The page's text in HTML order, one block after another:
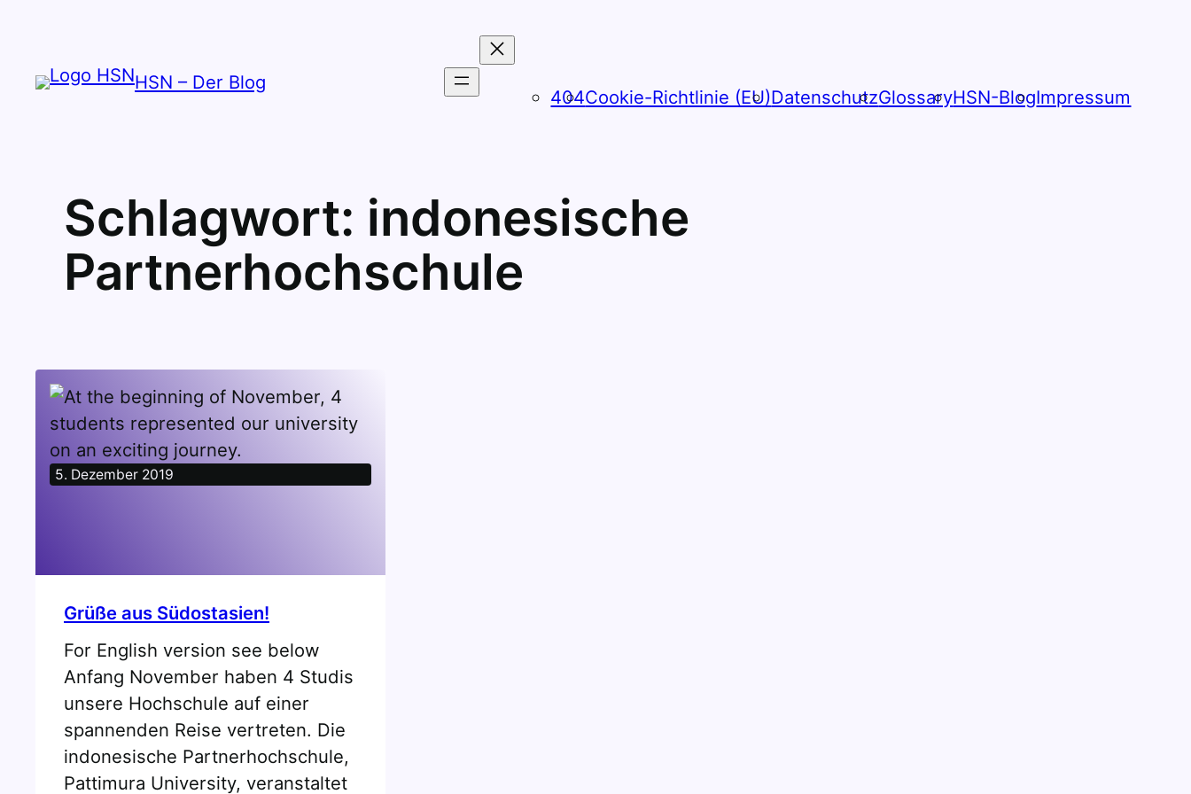
springen
HSN – Der Blog
404Cookie-Richtlinie (EU)DatenschutzGlossaryHSN-BlogImpressum
Schlagwort: indonesische
Partnerhochschule
5. Dezember 2019
Grüße aus Südostasien!
For English version see below
Anfang November haben 4 Studis
unsere Hochschule auf einer
spannenden Reise vertreten. Die
indonesische Partnerhochschule,
Pattimura University, veranstaltet